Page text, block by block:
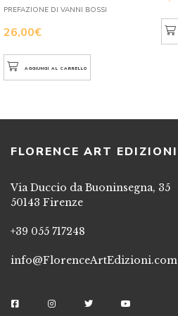
26,00€
PREFAZIONE DI VANNI BOSSI
AGGIUNGI AL CARRELLO
FLORENCE ART EDIZIONI
Via Duccio da Buoninsegna, 35
50143 Firenze
+39 055 717248
info@FlorenceArtEdizioni.com